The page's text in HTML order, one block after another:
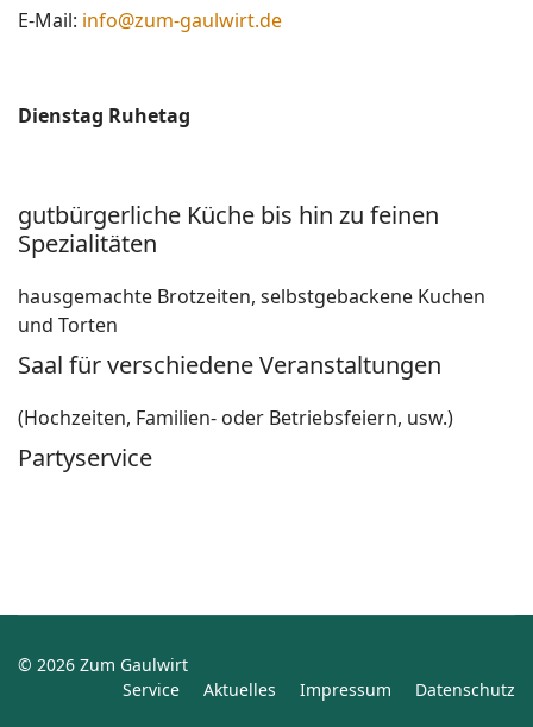
E-Mail: info@zum-gaulwirt.de
Dienstag Ruhetag
gutbürgerliche Küche bis hin zu feinen
Spezialitäten
hausgemachte Brotzeiten, selbstgebackene Kuchen
und Torten
Saal für verschiedene Veranstaltungen
(Hochzeiten, Familien- oder Betriebsfeiern, usw.)
Partyservice
© 2026 Zum Gaulwirt
Service
Aktuelles Impressum Datenschutz